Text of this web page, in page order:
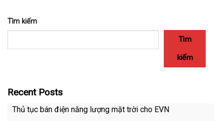
Tìm kiếm
Tìm
kiếm
Recent Posts
Thủ tục bán điện năng lượng mặt trời cho EVN